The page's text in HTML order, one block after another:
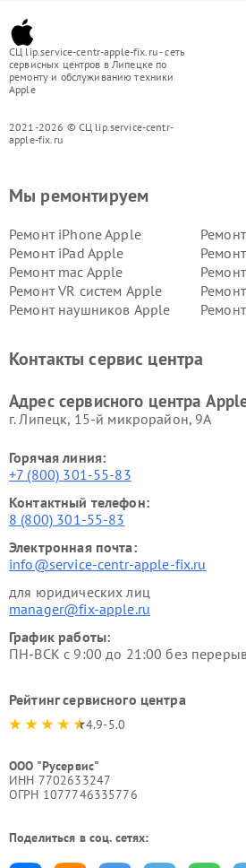
СЦ lip.service-centr-apple-fix.ru - сеть
сервисных центров в Липецке по
ремонту и обслуживанию техники
Apple
2021-2026 © СЦ lip.service-centr-
apple-fix.ru
Мы ремонтируем
Ремонт iPhone Apple
Ремонт iPad Apple
Ремонт mac Apple
Ремонт VR систем Apple
Ремонт наушников Apple
Контакты сервис центра
Адрес сервисного центра
г. Липецк, 15-й микрорайон, 9А
Горячая линия:
+7 (800) 301-55-83
Контактный телефон:
8 (800) 301-55-83
Электронная почта:
info@service-centr-apple-fix.ru
для юридических лиц
manager@fix-apple.ru
График работы:
ПН-ВСК с 9:00 до 21:00 без
Рейтинг сервисного центра
4.9-5.0
ООО "Русервис"
ИНН 7702633247
ОГРН 1077746335776
Поделиться в соц. сетях: